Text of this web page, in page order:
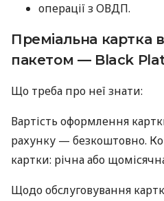
операції з ОВДП.
Преміальна картка
пакетом — Black
Що треба про неї знати:
Вартість оформлення
рахунку — безкоштовно.
картки: річна або
Щодо обслуговування